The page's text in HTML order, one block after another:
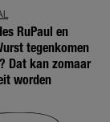
RuPaul en
tegenkomen
Dat kan zomaar
worden